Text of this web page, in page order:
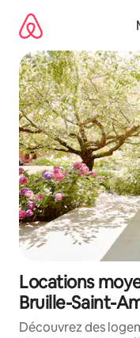
directement
contenu
Locations
Bruille-Saint-
Découvrez des